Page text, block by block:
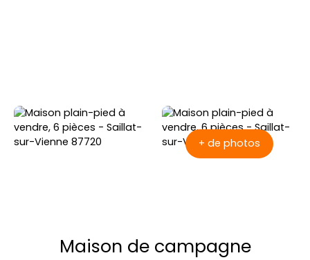
+ de photos
Maison de campagne